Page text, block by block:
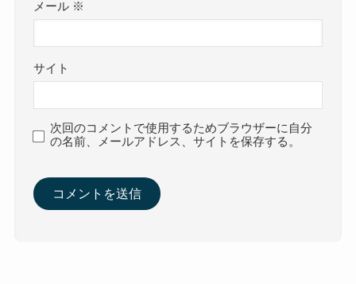
メール ※
サイト
次回のコメントで使用するためブラウザーに自分
の名前、メールアドレス、サイトを保存する。